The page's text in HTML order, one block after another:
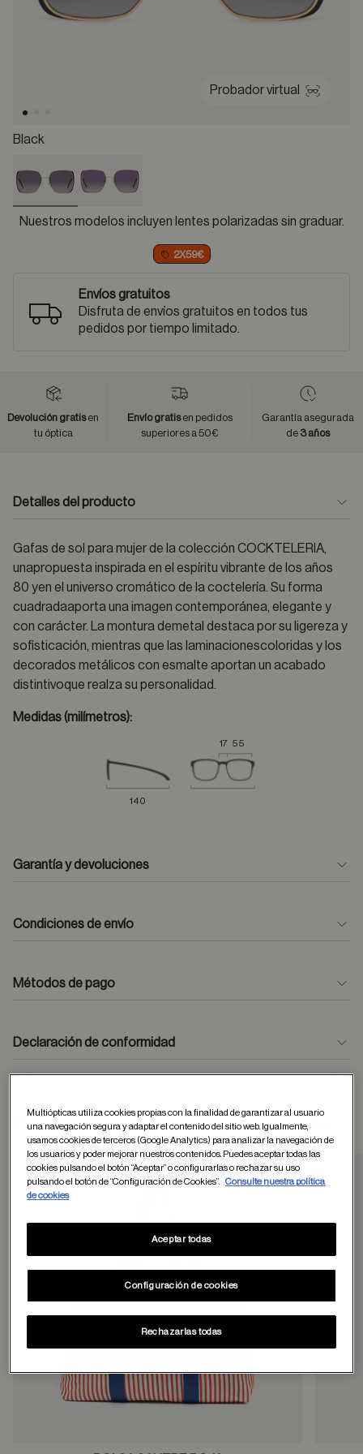
Probador virtual
Black
selected
Nuestros modelos incluyen lentes polarizadas sin graduar.
2X59€
Envíos gratuitos
Disfruta de envíos gratuitos en todos tus
pedidos por tiempo limitado.
Devolución gratisen
tu óptica
Envío gratisen pedidos
superiores a 50€
Garantía asegurada
de 3 años
Detalles del producto
Gafas de sol para mujer de la colección COCKTELERIA,
unapropuesta inspirada en el espíritu vibrante de los años
80 yen el universo cromático de la coctelería. Su forma
cuadradaaporta una imagen contemporánea, elegante y
con carácter. La montura demetal destaca por su ligereza y
sofisticación, mientras que las laminacionescoloridas y los
decorados metálicos con esmalte aportan un acabado
distintivoque realza su personalidad.
Medidas (milímetros):
17 55
140
Garantía y devoluciones
Condiciones de envío
Métodos de pago
Declaración de conformidad
Otros usuarios tambien han comprado
Multiópticas utiliza cookies propias con la finalidad de garantizar al usuario
una navegación segura y adaptar el contenido del sitio web. Igualmente,
usamos cookies de terceros (Google Analytics) para analizar la navegación de
los usuarios y poder mejorar nuestros contenidos. Puedes aceptar todas las
cookies pulsando el botón “Aceptar” o configurarlas o rechazar su uso
pulsando el botón de “Configuración de Cookies”.
Consulte nuestra política
de cookies
Configuración de cookies
Rechazarlas todas
Aceptar todas